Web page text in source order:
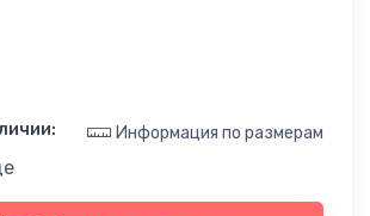
Информация по размерам